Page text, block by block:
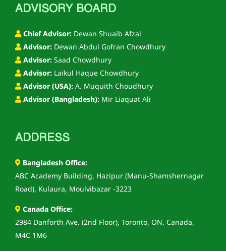
ADVISORY BOARD
Chief Advisor: Dewan Shuaib Afzal
Advisor: Dewan Abdul Gofran Chowdhury
Advisor: Saad Chowdhury
Advisor: Laikul Haque Chowdhury
Advisor (USA): A. Muquith Choudhury
Advisor (Bangladesh): Mir Liaquat Ali
ADDRESS
Bangladesh Office:
ABC Academy Building, Hazipur (Manu-Shamshernagar
Road), Kulaura, Moulvibazar -3223
Canada Office:
2984 Danforth Ave. (2nd Floor), Toronto, ON, Canada,
M4C 1M6